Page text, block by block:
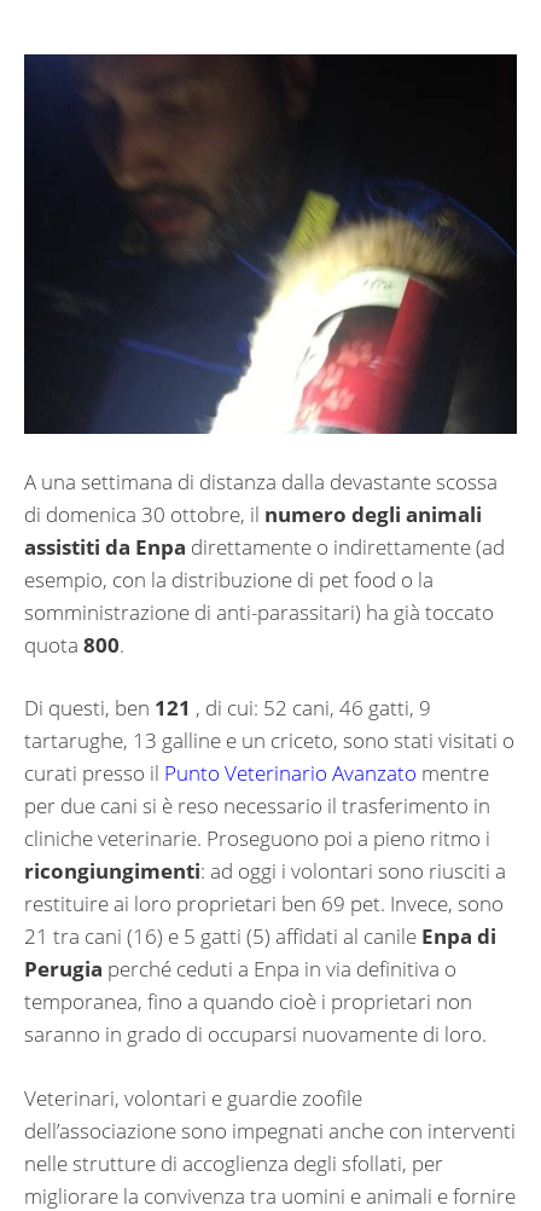
A una settimana di distanza dalla devastante scossa
di domenica 30 ottobre, il numero degli animali
assistiti da Enpa direttamente o indirettamente (ad
esempio, con la distribuzione di pet food o la
somministrazione di anti-parassitari) ha già toccato
quota 800.
Di questi, ben 121 , di cui: 52 cani, 46 gatti, 9
tartarughe, 13 galline e un criceto, sono stati visitati o
curati presso il Punto Veterinario Avanzato mentre
per due cani si è reso necessario il trasferimento in
cliniche veterinarie. Proseguono poi a pieno ritmo i
ricongiungimenti: ad oggi i volontari sono riusciti a
restituire ai loro proprietari ben 69 pet. Invece, sono
21 tra cani (16) e 5 gatti (5) affidati al canile Enpa di
Perugia perché ceduti a Enpa in via definitiva o
temporanea, fino a quando cioè i proprietari non
saranno in grado di occuparsi nuovamente di loro.
Veterinari, volontari e guardie zoofile
dell’associazione sono impegnati anche con interventi
nelle strutture di accoglienza degli sfollati, per
migliorare la convivenza tra uomini e animali e fornire